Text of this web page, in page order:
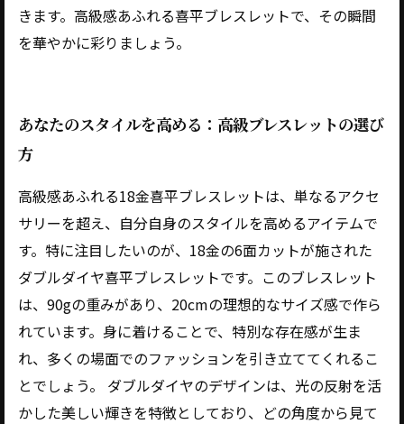
きます。高級感あふれる喜平ブレスレットで、その瞬間
を華やかに彩りましょう。
あなたのスタイルを高める：高級ブレスレットの選び
方
高級感あふれる18金喜平ブレスレットは、単なるアクセ
サリーを超え、自分自身のスタイルを高めるアイテムで
す。特に注目したいのが、18金の6面カットが施された
ダブルダイヤ喜平ブレスレットです。このブレスレット
は、90gの重みがあり、20cmの理想的なサイズ感で作ら
れています。身に着けることで、特別な存在感が生ま
れ、多くの場面でのファッションを引き立ててくれるこ
とでしょう。 ダブルダイヤのデザインは、光の反射を活
かした美しい輝きを特徴としており、どの角度から見て